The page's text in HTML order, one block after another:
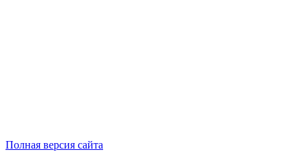
Полная версия сайта